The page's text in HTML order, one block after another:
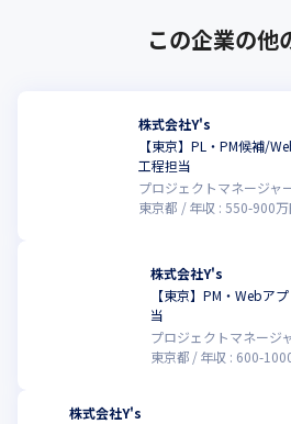
長するステップが用意されています。
この企業の他
株式会社Y's
【東京】PL・PM候補/
工程担当
プロジェクトマネージャ
東京都
年収 : 550-900
株式会社Y's
【東京】PM・Webア
当
プロジェクトマネージ
東京都
年収 : 600-
株式会社Y's